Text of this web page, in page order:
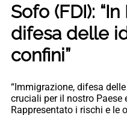
Sofo (FDI):
difesa delle
confini”
“Immigrazione, difesa
cruciali per il nostro Paese
Rappresentato i rischi e le